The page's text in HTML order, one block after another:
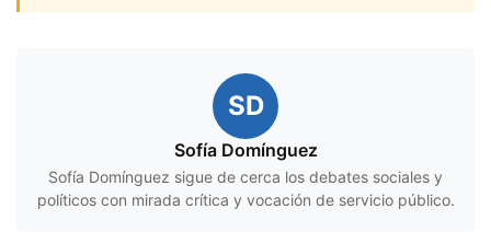
SD
Sofía Domínguez
Sofía Domínguez sigue de cerca los debates sociales y
políticos con mirada crítica y vocación de servicio público.